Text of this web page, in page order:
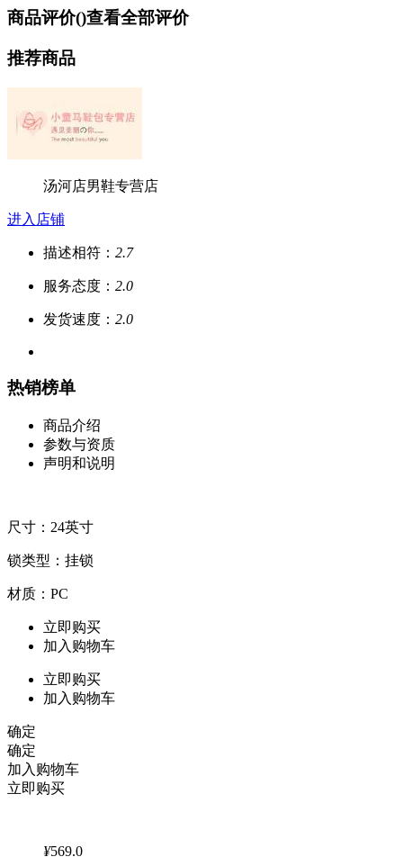
商品评价()查看全部评价
推荐商品
汤河店男鞋专营店
进入店铺
描述相符： 2.7
服务态度： 2.0
发货速度： 2.0
热销榜单
商品介绍
参数与资质
声明和说明
尺寸：24英寸
锁类型：挂锁
材质：PC
立即购买
加入购物车
立即购买
加入购物车
确定
确定
加入购物车
立即购买
¥569.0